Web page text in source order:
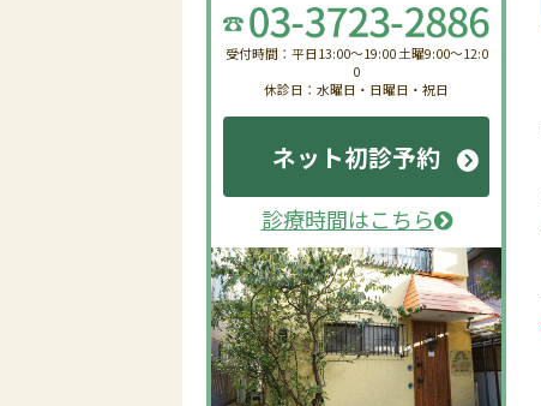
受付時間：平日13:00〜19:00 土曜9:00〜12:0
0
休診日：水曜日・日曜日・祝日
ネット初診予約
診療時間はこちら